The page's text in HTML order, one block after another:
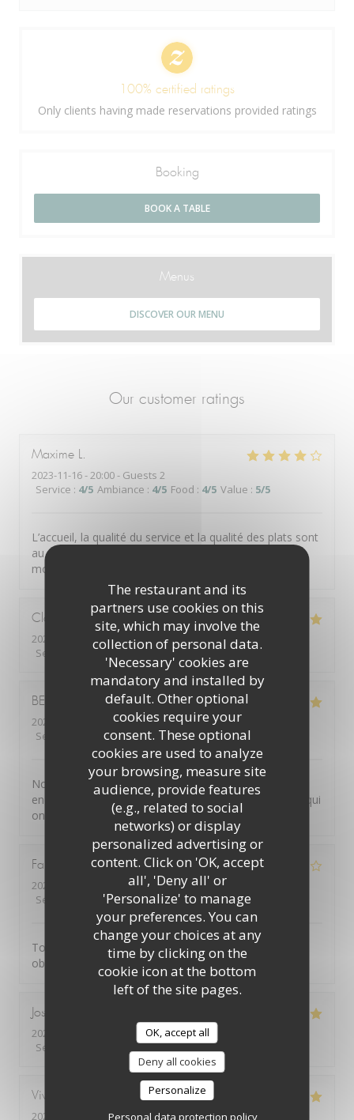
The restaurant and its
partners use cookies on this
site, which may involve the
collection of personal data.
'Necessary' cookies are
mandatory and installed by
default. Other optional
cookies require your
consent. These optional
cookies are used to analyze
your browsing, measure site
audience, provide features
(e.g., related to social
networks) or display
personalized advertising or
content. Click on 'OK, accept
all', 'Deny all' or
'Personalize' to manage
your preferences. You can
change your choices at any
time by clicking on the
cookie icon at the bottom
left of the site pages.
OK, accept all
Deny all cookies
Personalize
Personal data protection policy
Our customer ratings
Maxime L
2023-11-16- 20:00 - Guests 2
Service : 4/5 Ambiance : 4/5 Food : 4/5 Value : 5/5
L’accueil, la qualité du service et la qualité des plats sont
au rendez-vous. Nous avons passés un très bon
moment. Merci
Claudianne
2023-11-24
- 12:30 - Guests 2
Service
Ambiance: 5/5 Food: 5/5 Value :5/5
BEATRICE
2023-11-24
- 12:00 - Guests 9
Service
Ambiance: 5 /5 Food :5/5 Value
Nous avons tous été ravis de ce très bon déjeuner et
encore bravo à tous les élèves qui ont bien cuisiné et qui
ont très bien géré leur service ! Bonne continuation
Fabienne
2023-11-23
- 19:45 - Guests 2
Service
Ambiance:4 /5 Food: 4/5 Value:
Toujours un réel plaisir de savourer un bon repas et
observer le travail des élèves
Josianne
2023-11-21
- 12:15 - Guests 2
Service
Ambiance:5/5 Food:5/5
Viviane
2023-11-21
- 12:15 - Guests 2
100% certified ratings
Only clients having made reservations provided ratings
Booking
BOOK A TABLE
Menus
DISCOVER OUR MENU